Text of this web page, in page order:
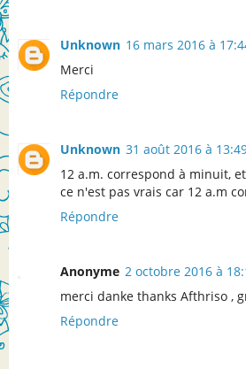
Unknown 16 mars 2016 à
Merci
Répondre
Unknown 31 août 2016 à
12 a.m. correspond à minuit,
ce n'est pas vrais car 12 a.m
Répondre
Anonyme 2 octobre 2016 à
merci danke thanks Afthriso ,
Répondre